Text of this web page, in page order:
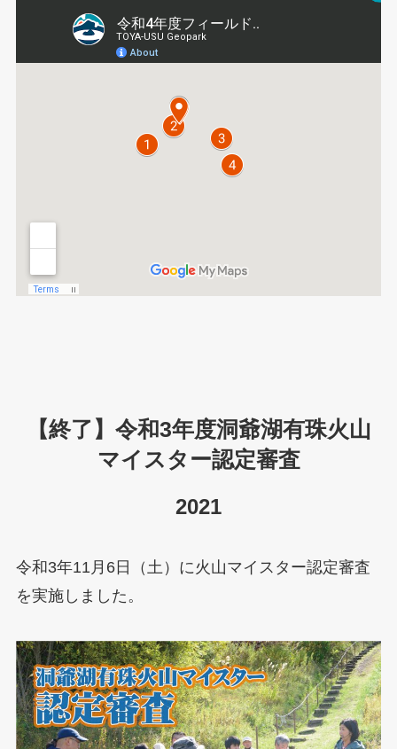
【終了】令和3年度洞爺湖有珠火山
マイスター認定審査
2021
令和3年11月6日（土）に火山マイスター認定審査
を実施しました。